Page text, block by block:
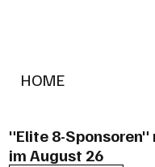
HOME
"Elite 8-
im August 26